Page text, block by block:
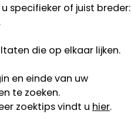
specifieker of juist breder:
die op elkaar lijken.
en einde van uw
te zoeken.
zoektips vindt u hier.